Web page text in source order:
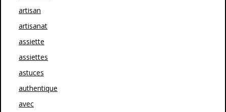
artisan
artisanat
assiette
assiettes
astuces
authentique
avec